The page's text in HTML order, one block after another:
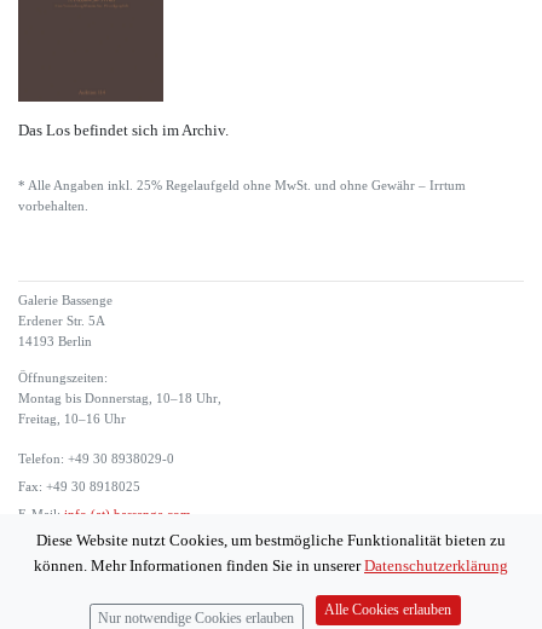
Das Los befindet sich im Archiv.
* Alle Angaben inkl. 25% Regelaufgeld ohne MwSt. und ohne Gewähr – Irrtum
vorbehalten.
Galerie Bassenge
Erdener Str. 5A
14193 Berlin
Öffnungszeiten:
Montag bis Donnerstag, 10–18 Uhr,
Freitag, 10–16 Uhr
Telefon: +49 30 8938029-0
Fax: +49 30 8918025
E-Mail: info (at) bassenge.com
Diese Website nutzt Cookies, um bestmögliche Funktionalität bieten zu
können. Mehr Informationen finden Sie in unsererDatenschutzerklärung
Nur notwendige Cookies erlauben
Alle Cookies erlauben